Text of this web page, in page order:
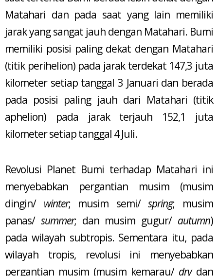
Matahari dan pada saat yang lain memiliki
jarak yang sangat jauh dengan Matahari. Bumi
memiliki posisi paling dekat dengan Matahari
(titik perihelion) pada jarak terdekat 147,3 juta
kilometer setiap tanggal 3 Januari dan berada
pada posisi paling jauh dari Matahari (titik
aphelion) pada jarak terjauh 152,1 juta
kilometer setiap tanggal 4 Juli.
Revolusi Planet Bumi terhadap Matahari ini
menyebabkan pergantian musim (musim
dingin/ winter; musim semi/spring; musim
panas/ summer; dan musim gugur/ autumn)
pada wilayah subtropis. Sementara itu, pada
wilayah tropis, revolusi ini menyebabkan
pergantian musim (musim kemarau/ drydan